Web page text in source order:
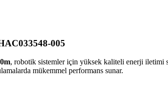
005
, robotik sistemler için yüksek kaliteli enerji iletimi
mükemmel performans sunar.